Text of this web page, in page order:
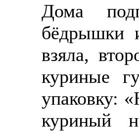
Дома
бёдрышки
взяла,
куриные
упаковку:
куриный